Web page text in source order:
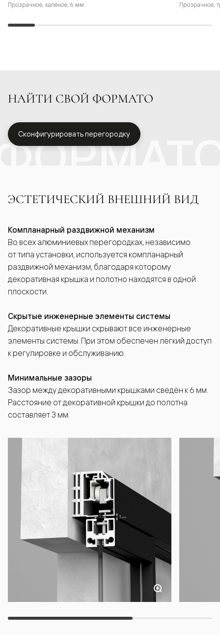
Прозрачное, калёное, 6 мм Прозрачное,
НАЙТИ СВОЙ ФОРМАТО
Сконфигурировать перегородку
ЭСТЕТИЧЕСКИЙ ВНЕШНИЙ ВИД
Компланарный раздвижной механизм
Во всех алюминиевых перегородках, независимо
от типа установки, используется компланарный
раздвижной механизм, благодаря которому
декоративная крышка и полотно находятся в одной
плоскости.
Скрытые инженерные элементы системы
Декоративные крышки скрывают все инженерные
элементы системы. При этом обеспечен лёгкий доступ
к регулировке и обслуживанию.
Минимальные зазоры
Зазор между декоративными крышками сведён к 6 мм.
Расстояние от декоративной крышки до полотна
составляет 3 мм.